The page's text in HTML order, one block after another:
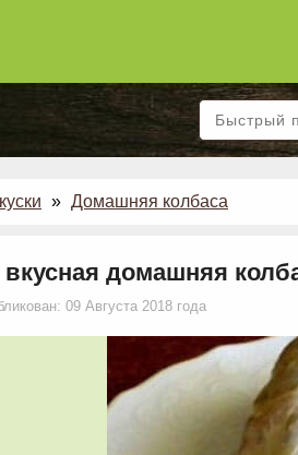
» Домашняя колбаса
домашняя
09 Августа 2018 года